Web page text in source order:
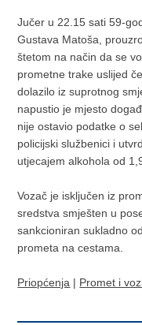
Jučer u 22.15 sati 59-
Gustava Matoša,
štetom na način da se
prometne trake uslijed
dolazilo iz suprotnog
napustio je mjesto
nije ostavio podatke o
policijski službenici i
utjecajem alkohola od
Vozač je isključen iz
sredstva smješten u
sankcioniran sukladno
prometa na cestama.
Priopćenja | Promet i